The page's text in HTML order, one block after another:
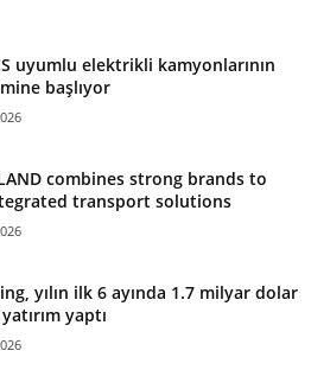
uyumlu elektrikli kamyonlarının
başlıyor
combines strong brands to
transport solutions
yılın ilk 6 ayında 1.7 milyar dolar
yaptı